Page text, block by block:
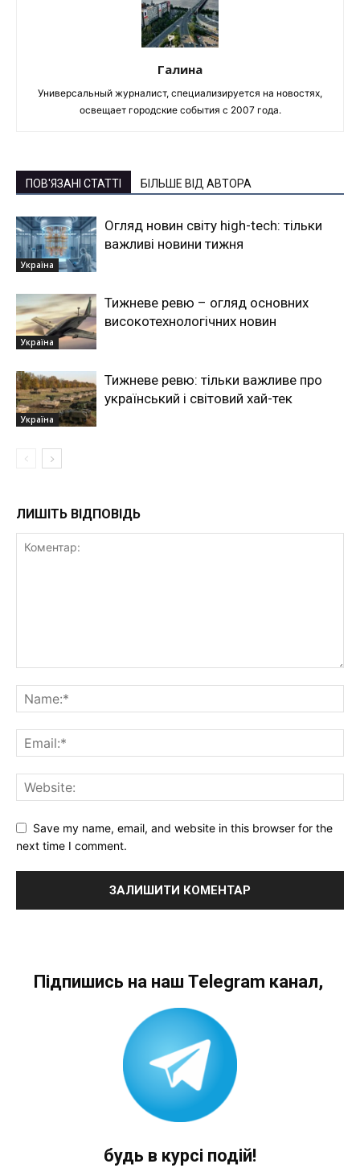
Галина
Универсальный журналист, специализируется на новостях,
освещает городские события с 2007 года.
ПОВ'ЯЗАНІ СТАТТІ БІЛЬШЕ ВІД АВТОРА
Україна
Огляд новин світу high-tech: тільки
важливі новини тижня
Україна
Тижневе ревю – огляд основних
високотехнологічних новин
Україна
Тижневе ревю: тільки важливе про
український і світовий хай-тек
ЛИШІТЬ ВІДПОВІДЬ
Save my name, email, and website in this browser for the
next time I comment.
Підпишись на наш Telegram канал,
будь в курсі подій!